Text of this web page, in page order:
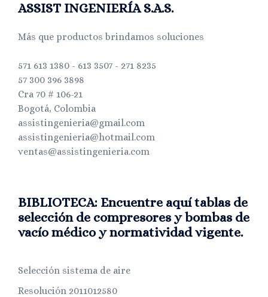
ASSIST INGENIERÍA S.A.S.
Más que productos brindamos soluciones
571 613 1380 - 613 3507 - 271 8235
57 300 396 3898
Cra 70 # 106-21
Bogotá, Colombia
assistingenieria@gmail.com
assistingenieria@hotmail.com
ventas@assistingenieria.com
BIBLIOTECA: Encuentre aquí tablas de
selección de compresores y bombas de
vacío médico y normatividad vigente.
Selección sistema de aire
Resolución 2011012580